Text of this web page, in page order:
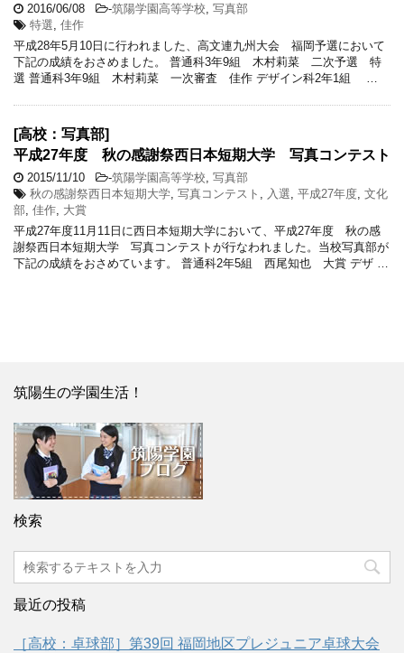
2016/06/08 -筑陽学園高等学校 写真部
特選 佳作
平成28年5月10日に行われました、高文連九州大会 福岡予選において
下記の成績をおさめました。 普通科3年9組 木村莉菜 二次予選 特
選 普通科3年9組 木村莉菜 一次審査 佳作 デザイン科2年1組 …
[高校：写真部]
平成27年度 秋の感謝祭西日本短期大学 写真コンテスト
2015/11/10 -筑陽学園高等学校 写真部
秋の感謝祭西日本短期大学 写真コンテスト 入選 平成27年度 文化
部 佳作 大賞
平成27年度11月11日に西日本短期大学において、平成27年度 秋の感
謝祭西日本短期大学 写真コンテストが行なわれました。当校写真部が
下記の成績をおさめています。 普通科2年5組 西尾知也 大賞 デザ …
筑陽生の学園生活！
検索
最近の投稿
［高校：卓球部］第39回 福岡地区プレジュニア卓球大会